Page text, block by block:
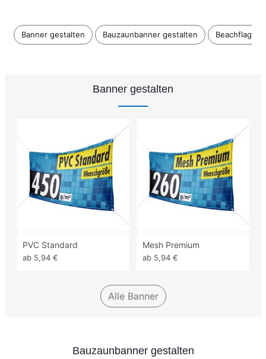
Banner gestalten Bauzaunbanner gestalten Beachflags
Banner gestalten
PVC Standard
ab 5,94 €
Mesh Premium
ab 5,94 €
Alle Banner
Bauzaunbanner gestalten